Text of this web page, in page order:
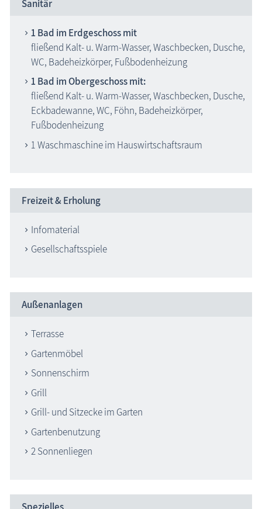
Sanitär
1 Bad im Erdgeschoss mit
fließend Kalt- u. Warm-Wasser, Waschbecken, Dusche,
WC, Badeheizkörper, Fußbodenheizung
1 Bad im Obergeschoss mit:
fließend Kalt- u. Warm-Wasser, Waschbecken, Dusche,
Eckbadewanne, WC, Föhn, Badeheizkörper,
Fußbodenheizung
1 Waschmaschine im Hauswirtschaftsraum
Freizeit & Erholung
Infomaterial
Gesellschaftsspiele
Außenanlagen
Terrasse
Gartenmöbel
Sonnenschirm
Grill
Grill- und Sitzecke im Garten
Gartenbenutzung
2 Sonnenliegen